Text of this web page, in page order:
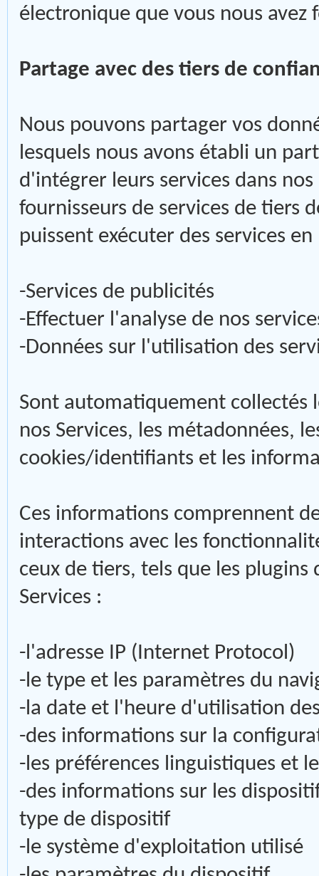
électronique que vous nous avez
Partage avec des tiers de
Nous pouvons partager vos
lesquels nous avons établi un
d'intégrer leurs services dans
fournisseurs de services de tiers
puissent exécuter des services
-Services de publicités
-Effectuer l'analyse de nos
-Données sur l'utilisation des
Sont automatiquement collectés
nos Services, les métadonnées,
cookies/identifiants et les
Ces informations comprennent
interactions avec les
ceux de tiers, tels que les plugins
Services :
-l'adresse IP (Internet Protocol)
-le type et les paramètres du
-la date et l'heure d'utilisation
-des informations sur la
-les préférences linguistiques et
-des informations sur les
type de dispositif
-le système d'exploitation utilisé